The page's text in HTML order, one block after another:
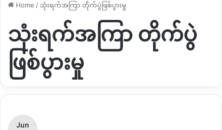
Home / သုံးရက်အကြာ တိုက်ပွဲဖြစ်ပွားမှု
သုံးရက်အကြာ တိုက်ပွဲ
ဖြစ်ပွားမှု
Jun